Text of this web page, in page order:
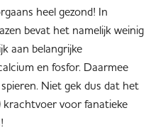
heel gezond! In
bevat het namelijk weinig
aan belangrijke
en fosfor. Daarmee
Niet gek dus dat het
krachtvoer voor fanatieke